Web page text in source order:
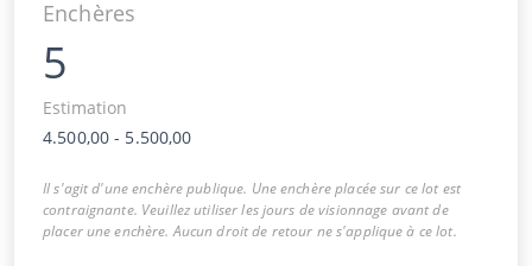
Enchères
5
Estimation
4.500,00 - 5.500,00
Il s'agit d'une enchère publique. Une enchère placée sur ce lot est
contraignante. Veuillez utiliser les jours de visionnage avant de
placer une enchère. Aucun droit de retour ne s'applique à ce lot.